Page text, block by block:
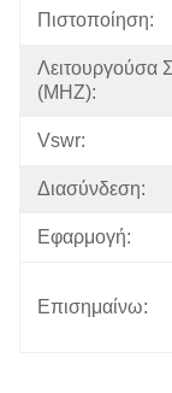
Πιστοποίηση:
Λειτουργούσα
(MHZ):
Vswr:
Διασύνδεση:
Εφαρμογή:
Επισημαίνω: